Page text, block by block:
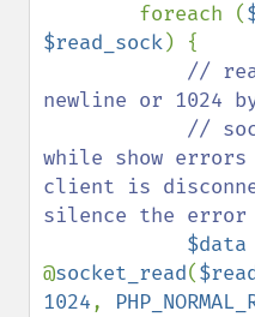
foreach (
$read_sock) {
//
newline or 1024
while show errors
client is
silence the error
$data
@socket_read(
1024,